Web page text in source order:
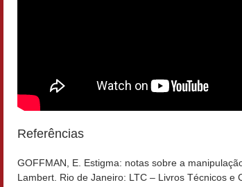
Referências
GOFFMAN, E. Estigma: notas sobre a
Lambert. Rio de Janeiro: LTC – Livros Técnicos e